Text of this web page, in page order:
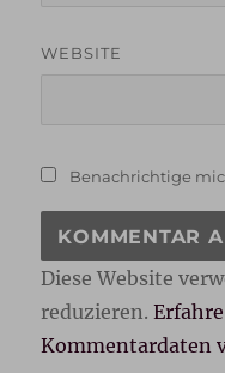
WEBSITE
Benachrichtige
Diese Website
reduzieren.
Kommentardaten